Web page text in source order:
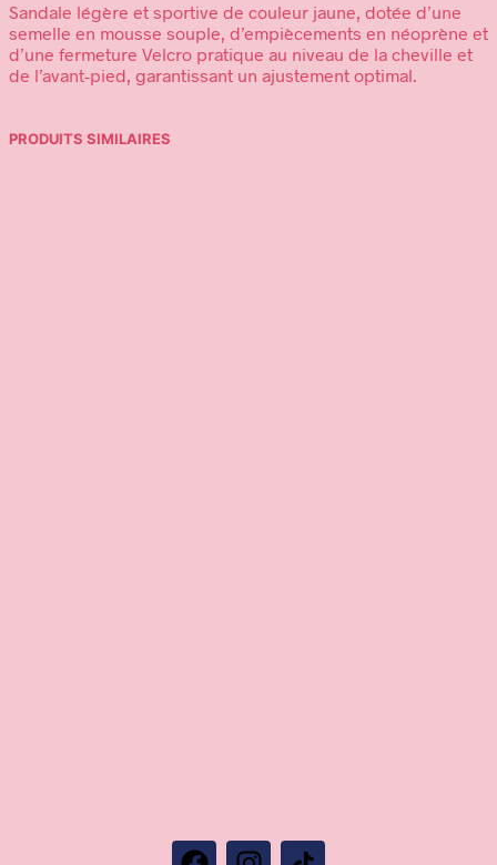
Sandale légère et sportive de couleur jaune, dotée d’une
semelle en mousse souple, d’empiècements en néoprène et
d’une fermeture Velcro pratique au niveau de la cheville et
de l’avant-pied, garantissant un ajustement optimal.
PRODUITS SIMILAIRES